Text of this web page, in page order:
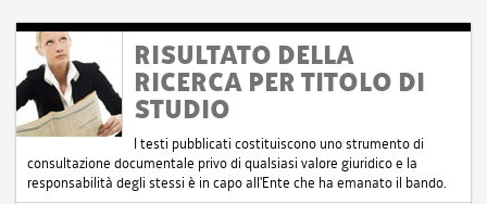
RISULTATO DELLA
RICERCA PER TITOLO DI
STUDIO
I testi pubblicati costituiscono uno strumento di
consultazione documentale privo di qualsiasi valore giuridico e la
responsabilità degli stessi è in capo all'Ente che ha emanato il bando.